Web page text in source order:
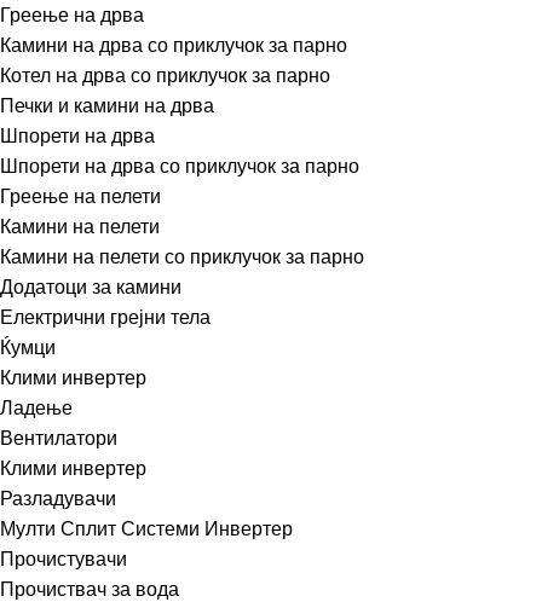
Греење на дрва
Камини на дрва со приклучок за парно
Котел на дрва со приклучок за парно
Печки и камини на дрва
Шпорети на дрва
Шпорети на дрва со приклучок за парно
Греење на пелети
Камини на пелети
Камини на пелети со приклучок за парно
Додатоци за камини
Електрични грејни тела
Ќумци
Клими инвертер
Ладење
Вентилатори
Клими инвертер
Разладувачи
Мулти Сплит Системи Инвертер
Прочистувачи
Прочиствач за вода